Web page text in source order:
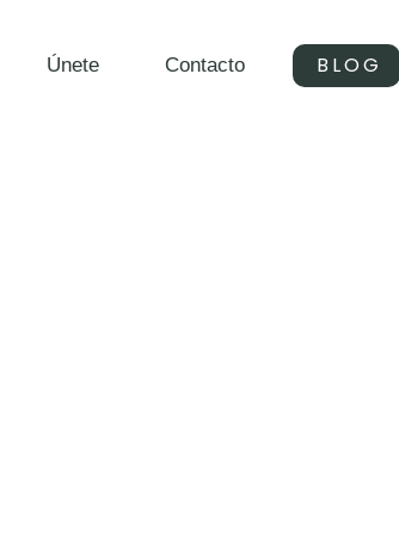
Únete Contacto BLOG